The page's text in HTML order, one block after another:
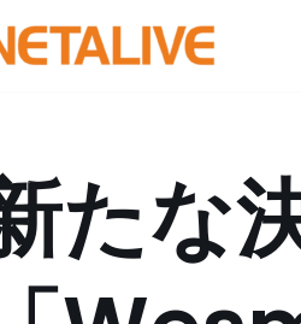
たな